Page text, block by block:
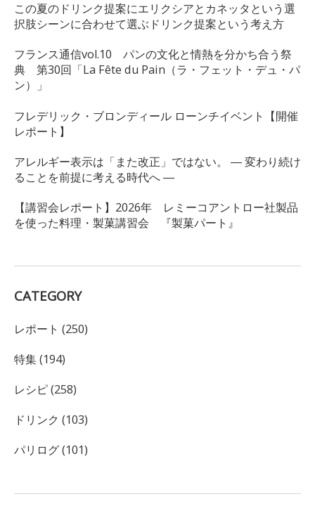
この夏のドリンク提案にエリクシアとカネッタという選
択肢シーンに合わせて選ぶドリンク提案という考え方
フランス通信vol.10 パンの文化と情熱を分かち合う祭
典 第30回「La Fête du Pain（ラ・フェット・デュ・パ
ン）」
フレデリック・ブロンディール ローンチイベント【開催
レポート】
アレルギー表示は「また改正」ではない。 ― 変わり続け
ることを前提に考える時代へ ―
【講習会レポート】2026年 レミーコアントロー社製品
を使った料理・製菓講習会 『製菓パート』
CATEGORY
レポート (250)
特集 (194)
レシピ (258)
ドリンク (103)
パリログ (101)